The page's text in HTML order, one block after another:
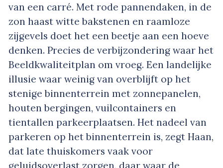
van een carré. Met rode pannendaken, in de
zon haast witte bakstenen en raamloze
zijgevels doet het een beetje aan een hoeve
denken. Precies de verbijzondering waar het
Beeldkwaliteitplan om vroeg. Een landelijke
illusie waar weinig van overblijft op het
stenige binnenterrein met zonnepanelen,
houten bergingen, vuilcontainers en
tientallen parkeerplaatsen. Het nadeel van
parkeren op het binnenterrein is, zegt Haan,
dat late thuiskomers vaak voor
geluidsoverlast zorgen, daar waar de